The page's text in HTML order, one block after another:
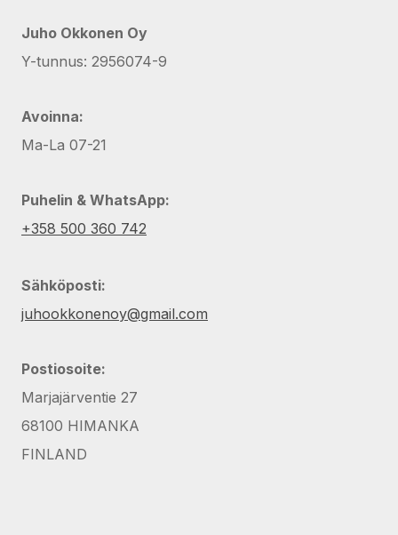
Juho Okkonen Oy
Y-tunnus: 2956074-9
Avoinna:
Ma-La 07-21
Puhelin & WhatsApp:
+358 500 360 742
Sähköposti:
juhookkonenoy@gmail.com
Postiosoite:
Marjajärventie 27
68100 HIMANKA
FINLAND